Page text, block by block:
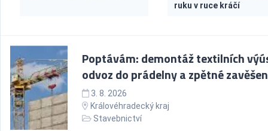
ruku v ruce kráčí
Poptávám: demontáž textilních
odvoz do prádelny a zpětné
3. 8. 2026
Královéhradecký kraj
Stavebnictví